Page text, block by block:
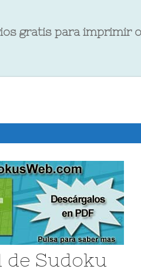
gratis para imprimir
Sudoku